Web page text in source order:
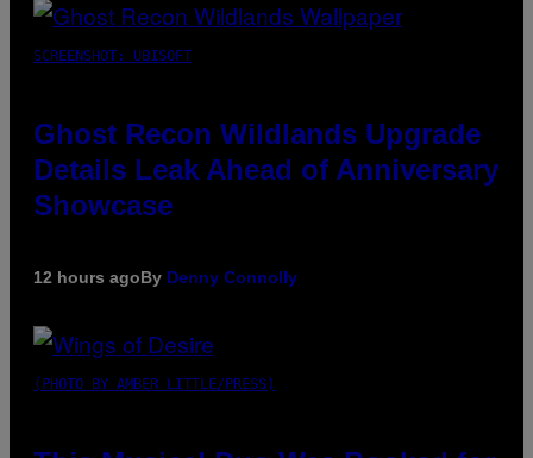
SCREENSHOT: UBISOFT
Ghost Recon Wildlands Upgrade
Details Leak Ahead of Anniversary
Showcase
12 hours agoBy Denny Connolly
(PHOTO BY AMBER LITTLE/PRESS)